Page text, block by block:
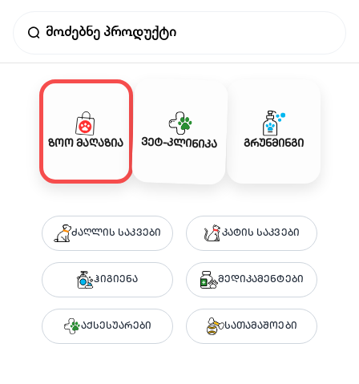
ზოო მაღაზია ვეტ-კლინიკა გრუნმინგი
ძაღლის საკვები კატის საკვები
ჰიგიენა მედიკამენტები
აქსესუარები სათამაშოები